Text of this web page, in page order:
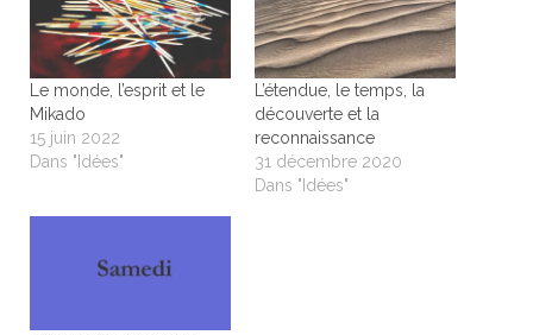
Le monde, l’esprit et le
Mikado
15 juin 2022
Dans "Idées"
L’étendue, le temps, la
découverte et la
reconnaissance
31 décembre 2020
Dans "Idées"